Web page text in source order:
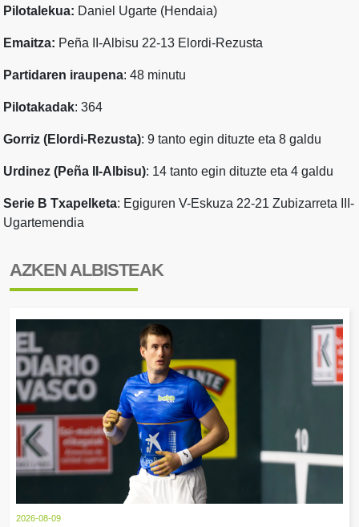
Pilotalekua: Daniel Ugarte (Hendaia)
Emaitza: Peña II-Albisu 22-13 Elordi-Rezusta
Partidaren iraupena: 48 minutu
Pilotakadak: 364
Gorriz (Elordi-Rezusta): 9 tanto egin dituzte eta 8 galdu
Urdinez (Peña II-Albisu): 14 tanto egin dituzte eta 4 galdu
Serie B Txapelketa: Egiguren V-Eskuza 22-21 Zubizarreta III-
Ugartemendia
AZKEN ALBISTEAK
2026-08-09